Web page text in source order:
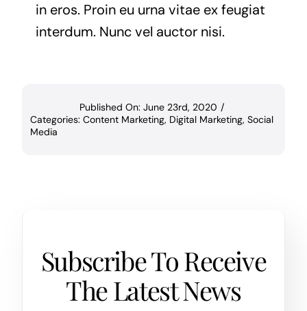
in eros. Proin eu urna vitae ex feugiat
interdum. Nunc vel auctor nisi.
Published On: June 23rd, 2020 /
Categories: Content Marketing, Digital Marketing, Social
Media
Subscribe To Receive
The Latest News